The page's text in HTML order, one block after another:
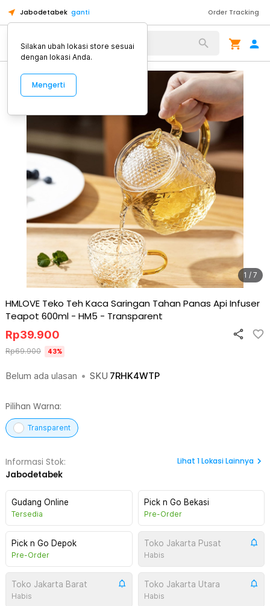
Jabodetabek ganti Order Tracking
Alat Kopi
1 / 7
HMLOVE Teko Teh Kaca Saringan Tahan Panas Api Infuser
Teapot 600ml - HM5 - Transparent
Belum ada ulasan • SKU 7RHK4WTP
Rp39.900
Rp69.900 43%
Pilihan Warna:
Transparent
Informasi Stok:
Jabodetabek
Lihat 1Lokasi Lainnya
Gudang Online
Tersedia
Pick n Go Bekasi
Pre-Order
Pick n Go Depok
Pre-Order
Toko Jakarta Pusat
Habis
Toko Jakarta Barat
Habis
Toko Jakarta Utara
Habis
Silakan ubah lokasi store sesuai
dengan lokasi Anda.
Mengerti